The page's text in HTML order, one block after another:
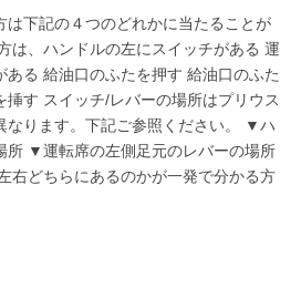
は下記の４つのどれかに当たることが
は、ハンドルの左にスイッチがある 運
る 給油口のふたを押す 給油口のふた
す スイッチ/レバーの場所はプリウス
なります。下記ご参照ください。 ▼ハ
所 ▼運転席の左側足元のレバーの場所
右どちらにあるのかが一発で分かる方